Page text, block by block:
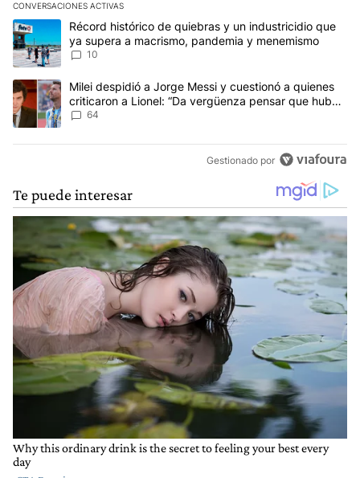
CONVERSACIONES ACTIVAS
Este listado muestra los artículos con más comentarios en los
Un artículo de tendencia con el título "Récord histórico de
Récord histórico de quiebras y un industricidio que
ya supera a macrismo, pandemia y menemismo
10
Un artículo de tendencia con el título "Milei despidió a Jorge
Milei despidió a Jorge Messi y cuestionó a quienes
criticaron a Lionel: “Da vergüenza pensar que hubo
anti-Messi”
64
Gestionado por